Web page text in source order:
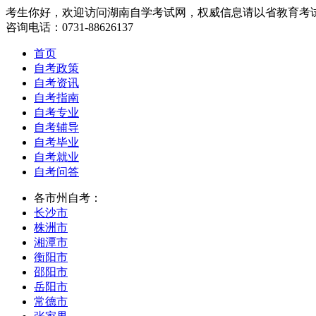
考生你好，欢迎访问湖南自学考试网，权威信息请以省教育考
咨询电话：0731-88626137
首页
自考政策
自考资讯
自考指南
自考专业
自考辅导
自考毕业
自考就业
自考问答
各市州自考：
长沙市
株洲市
湘潭市
衡阳市
邵阳市
岳阳市
常德市